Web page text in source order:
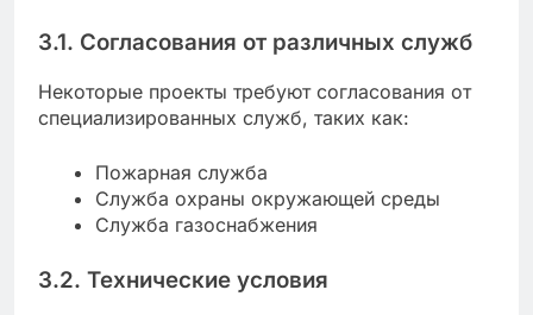
3.1. Согласования от различных служб
Некоторые проекты требуют согласования от
специализированных служб, таких как:
Пожарная служба
Служба охраны окружающей среды
Служба газоснабжения
3.2. Технические условия